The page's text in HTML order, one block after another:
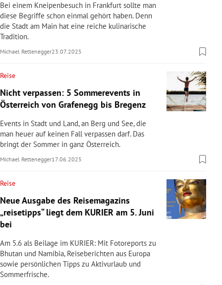
Untermenü
Untermenü
Untermenü
Untermenü
Bei einem Kneipenbesuch in Frankfurt sollte man
diese Begriffe schon einmal gehört haben. Denn
die Stadt am Main hat eine reiche kulinarische
Tradition.
Michael Rettenegger23.07.2025
Reise
Nicht verpassen: 5 Sommerevents in
Österreich von Grafenegg bis Bregenz
Events in Stadt und Land, an Berg und See, die
man heuer auf keinen Fall verpassen darf. Das
bringt der Sommer in ganz Österreich.
Michael Rettenegger17.06.2025
Reise
Neue Ausgabe des Reisemagazins
„reisetipps“ liegt dem KURIER am 5. Juni
bei
Am 5.6 als Beilage im KURIER: Mit Fotoreports zu
Bhutan und Namibia, Reiseberichten aus Europa
sowie persönlichen Tipps zu Aktivurlaub und
Sommerfrische.